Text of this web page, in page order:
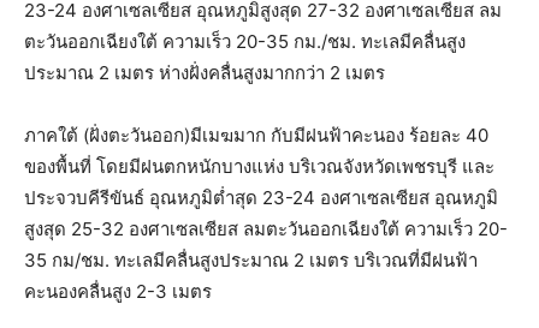
23-24 องศาเซลเซียส อุณหภูมิสูงสุด 27-32 องศาเซลเซียส ลม
ตะวันออกเฉียงใต้ ความเร็ว 20-35 กม./ชม. ทะเลมีคลื่นสูง
ประมาณ 2 เมตร ห่างฝั่งคลื่นสูงมากกว่า 2 เมตร
ภาคใต้ (ฝั่งตะวันออก)มีเมฆมาก กับมีฝนฟ้าคะนอง ร้อยละ 40
ของพื้นที่ โดยมีฝนตกหนักบางแห่ง บริเวณจังหวัดเพชรบุรี และ
ประจวบคีรีขันธ์ อุณหภูมิต่ำสุด 23-24 องศาเซลเซียส อุณหภูมิ
สูงสุด 25-32 องศาเซลเซียส ลมตะวันออกเฉียงใต้ ความเร็ว 20-
35 กม/ชม. ทะเลมีคลื่นสูงประมาณ 2 เมตร บริเวณที่มีฝนฟ้า
คะนองคลื่นสูง 2-3 เมตร